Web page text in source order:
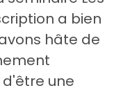
a bien
hâte de
une